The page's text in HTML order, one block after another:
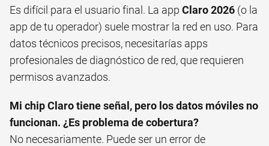
Es difícil para el usuario final. La app Claro 2026 (o la
app de tu operador) suele mostrar la red en uso. Para
datos técnicos precisos, necesitarías apps
profesionales de diagnóstico de red, que requieren
permisos avanzados.
Mi chip Claro tiene señal, pero los datos móviles no
funcionan. ¿Es problema de cobertura?
No necesariamente. Puede ser un error de